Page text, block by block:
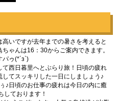
いですが去年までの暑さを考えると
ゃんは16：30からご案内できます。
ゥ(*´з`)
西日暮里へとぶらり旅！日頃の疲れ
てスッキリした一日にしましょう♪
♪日頃のお仕事の疲れは今日の内に癒
しております！